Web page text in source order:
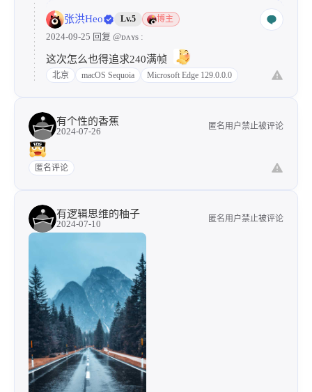
张洪Heo Lv.5 博主
2024-09-25 回复 @ᴅᴀʏs :
这次怎么也得追求240满帧
北京 macOS Sequoia Microsoft Edge 129.0.0.0
有个性的香蕉
2024-07-26 匿名用户禁止被评论
匿名评论
有逻辑思维的柚子
2024-07-10 匿名用户禁止被评论